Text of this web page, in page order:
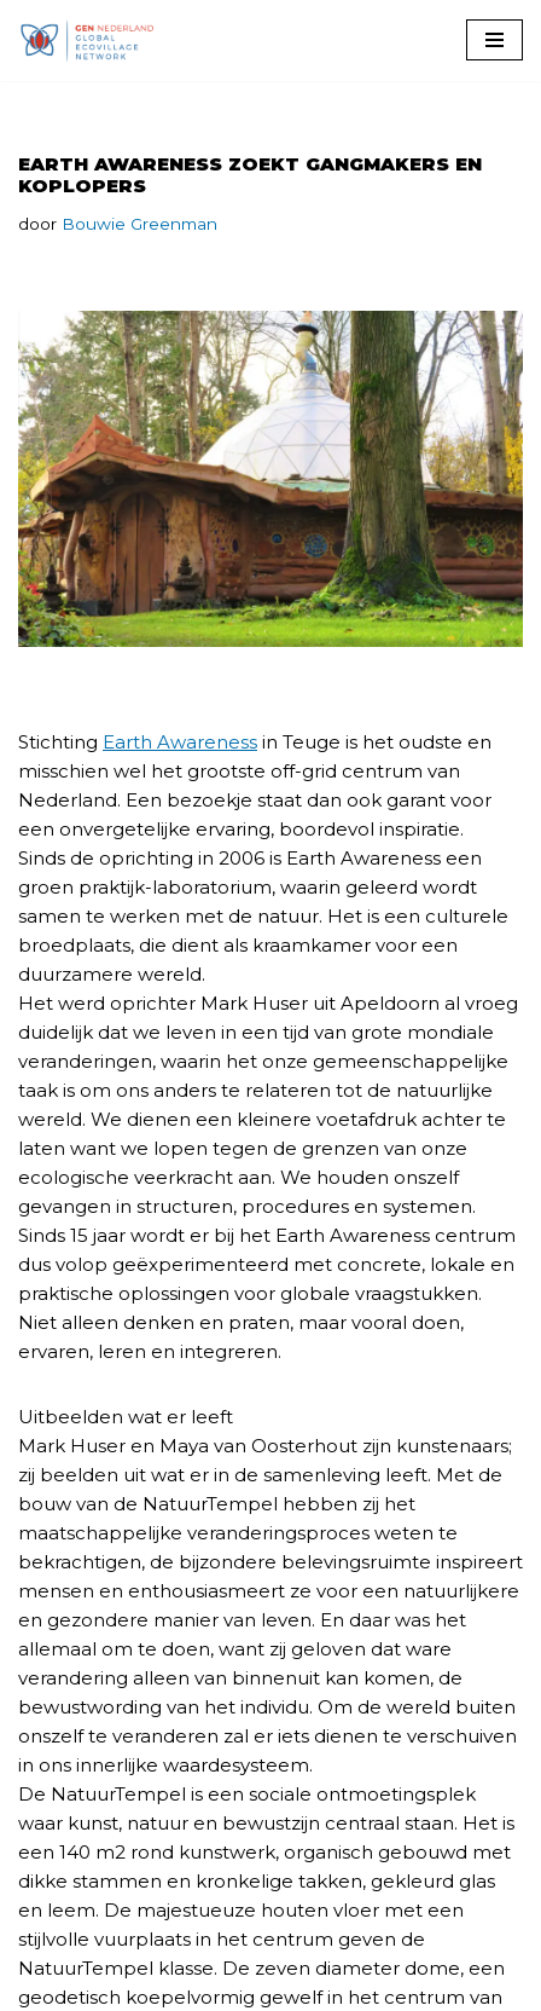
EARTH AWARENESS ZOEKT GANGMAKERS EN
KOPLOPERS
door Bouwie Greenman
Stichting Earth Awareness in Teuge is het oudste en
misschien wel het grootste off-grid centrum van
Nederland. Een bezoekje staat dan ook garant voor
een onvergetelijke ervaring, boordevol inspiratie.
Sinds de oprichting in 2006 is Earth Awareness een
groen praktijk-laboratorium, waarin geleerd wordt
samen te werken met de natuur. Het is een culturele
broedplaats, die dient als kraamkamer voor een
duurzamere wereld.
Het werd oprichter Mark Huser uit Apeldoorn al vroeg
duidelijk dat we leven in een tijd van grote mondiale
veranderingen, waarin het onze gemeenschappelijke
taak is om ons anders te relateren tot de natuurlijke
wereld. We dienen een kleinere voetafdruk achter te
laten want we lopen tegen de grenzen van onze
ecologische veerkracht aan. We houden onszelf
gevangen in structuren, procedures en systemen.
Sinds 15 jaar wordt er bij het Earth Awareness centrum
dus volop geëxperimenteerd met concrete, lokale en
praktische oplossingen voor globale vraagstukken.
Niet alleen denken en praten, maar vooral doen,
ervaren, leren en integreren.
Uitbeelden wat er leeft
Mark Huser en Maya van Oosterhout zijn kunstenaars;
zij beelden uit wat er in de samenleving leeft. Met de
bouw van de NatuurTempel hebben zij het
maatschappelijke veranderingsproces weten te
bekrachtigen, de bijzondere belevingsruimte inspireert
mensen en enthousiasmeert ze voor een natuurlijkere
en gezondere manier van leven. En daar was het
allemaal om te doen, want zij geloven dat ware
verandering alleen van binnenuit kan komen, de
bewustwording van het individu. Om de wereld buiten
onszelf te veranderen zal er iets dienen te verschuiven
in ons innerlijke waardesysteem.
De NatuurTempel is een sociale ontmoetingsplek
waar kunst, natuur en bewustzijn centraal staan. Het is
een 140 m2 rond kunstwerk, organisch gebouwd met
dikke stammen en kronkelige takken, gekleurd glas
en leem. De majestueuze houten vloer met een
stijlvolle vuurplaats in het centrum geven de
NatuurTempel klasse. De zeven diameter dome, een
geodetisch koepelvormig gewelf in het centrum van